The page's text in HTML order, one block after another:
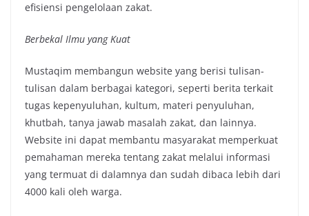
efisiensi pengelolaan zakat.
Berbekal Ilmu yang Kuat
Mustaqim membangun website yang berisi tulisan-
tulisan dalam berbagai kategori, seperti berita terkait
tugas kepenyuluhan, kultum, materi penyuluhan,
khutbah, tanya jawab masalah zakat, dan lainnya.
Website ini dapat membantu masyarakat memperkuat
pemahaman mereka tentang zakat melalui informasi
yang termuat di dalamnya dan sudah dibaca lebih dari
4000 kali oleh warga.